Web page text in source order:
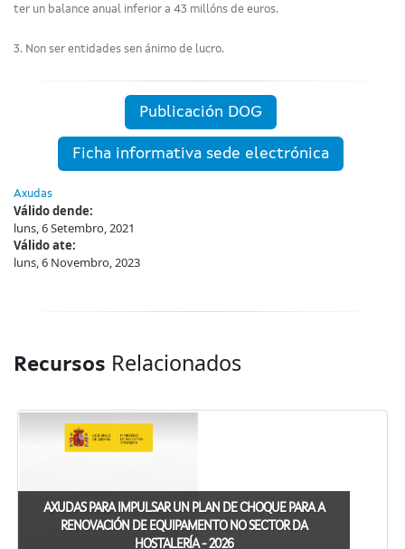
ter un balance anual inferior a 43 millóns de euros.
3. Non ser entidades sen ánimo de lucro.
Publicación DOG
Ficha informativa sede electrónica
Axudas
Válido dende:
luns, 6 Setembro, 2021
Válido ate:
luns, 6 Novembro, 2023
Recursos Relacionados
AXUDAS PARA IMPULSAR UN PLAN DE CHOQUE PARA A
RENOVACIÓN DE EQUIPAMENTO NO SECTOR DA
HOSTALERÍA - 2026